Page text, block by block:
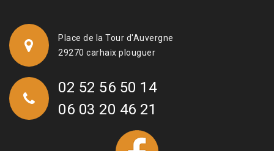
Place de la Tour d'Auvergne
29270 carhaix plouguer
02 52 56 50 14
06 03 20 46 21